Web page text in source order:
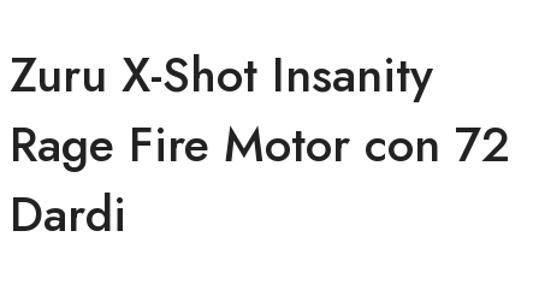
Zuru X-Shot Insanity
Rage Fire Motor con 72
Dardi